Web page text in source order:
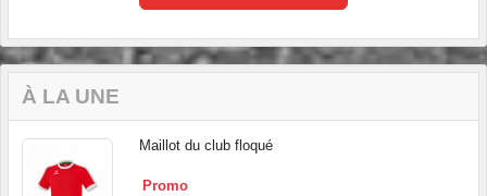
À LA UNE
Maillot du club floqué
Promo